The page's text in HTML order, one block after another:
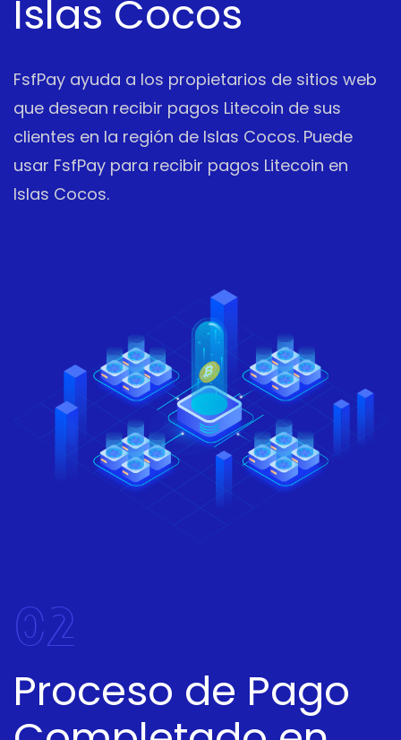
Islas Cocos
FsfPay ayuda a los propietarios de sitios web
que desean recibir pagos Litecoin de sus
clientes en la región de Islas Cocos. Puede
usar FsfPay para recibir pagos Litecoin en
Islas Cocos.
02
Proceso de Pago